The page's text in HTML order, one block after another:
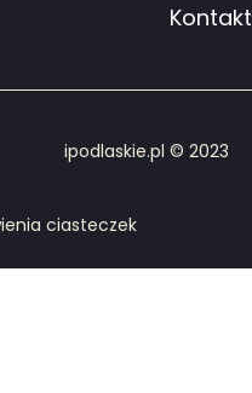
Kontakt
ipodlaskie.pl © 2023
ciasteczek